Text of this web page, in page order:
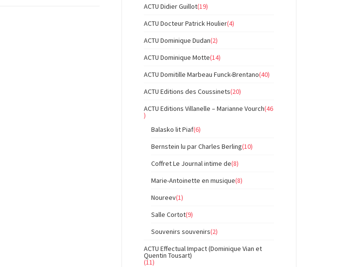
ACTU Didier Guillot(19)
ACTU Docteur Patrick Houlier(4)
ACTU Dominique Dudan(2)
ACTU Dominique Motte(14)
ACTU Domitille Marbeau Funck-Brentano(40)
ACTU Editions des Coussinets(20)
ACTU Editions Villanelle – Marianne Vourch(46
)
Balasko lit Piaf(6)
Bernstein lu par Charles Berling(10)
Coffret Le Journal intime de(8)
Marie-Antoinette en musique(8)
Noureev(1)
Salle Cortot(9)
Souvenirs souvenirs(2)
ACTU Effectual Impact (Dominique Vian et
Quentin Tousart)
(11)